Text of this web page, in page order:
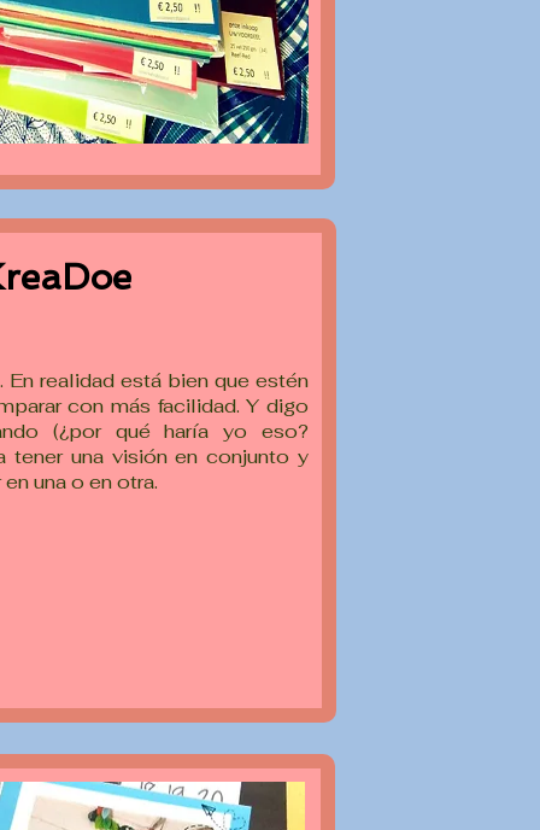
realidad está bien que estén
con más facilidad. Y digo
(¿por qué haría yo eso?
tener una visión en conjunto y
una o en otra.